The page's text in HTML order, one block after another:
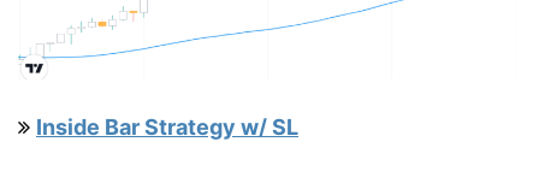
Inside Bar Strategy w/ SL